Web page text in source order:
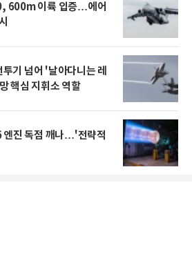
600m 이륙 입증…에어
기 넘어 '날아다니는 레
핵심 지휘소 역할
진 독점 깨나…'전략적